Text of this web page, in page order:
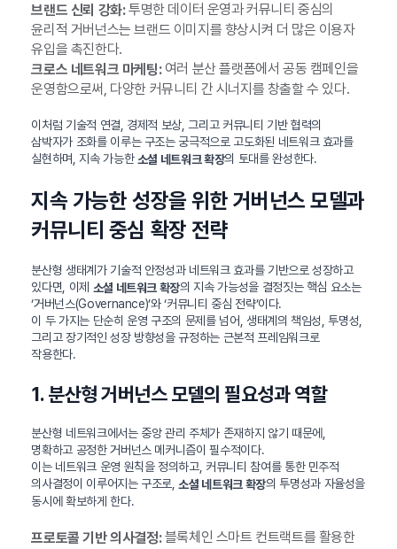
브랜드 신뢰 강화:투명한 데이터 운영과 커뮤니티 중심의
윤리적 거버넌스는 브랜드 이미지를 향상시켜 더 많은 이용자
유입을 촉진한다.
크로스 네트워크 마케팅:여러 분산 플랫폼에서 공동 캠페인을
운영함으로써, 다양한 커뮤니티 간 시너지를 창출할 수 있다.
이처럼 기술적 연결, 경제적 보상, 그리고 커뮤니티 기반 협력의
삼박자가 조화를 이루는 구조는 궁극적으로 고도화된 네트워크 효과를
실현하며, 지속 가능한소셜 네트워크 확장의 토대를 완성한다.
지속 가능한 성장을 위한 거버넌스 모델과
커뮤니티 중심 확장 전략
분산형 생태계가 기술적 안정성과 네트워크 효과를 기반으로 성장하고
있다면, 이제 소셜 네트워크 확장의 지속 가능성을 결정짓는 핵심 요소는
‘거버넌스(Governance)’와 ‘커뮤니티 중심 전략’이다.
이 두 가지는 단순히 운영 구조의 문제를 넘어, 생태계의 책임성, 투명성,
그리고 장기적인 성장 방향성을 규정하는 근본적 프레임워크로
작용한다.
1. 분산형 거버넌스 모델의 필요성과 역할
분산형 네트워크에서는 중앙 관리 주체가 존재하지 않기 때문에,
명확하고 공정한 거버넌스 메커니즘이 필수적이다.
이는 네트워크 운영 원칙을 정의하고, 커뮤니티 참여를 통한 민주적
의사결정이 이루어지는 구조로,소셜 네트워크 확장의 투명성과 자율성을
동시에 확보하게 한다.
프로토콜 기반 의사결정:블록체인 스마트 컨트랙트를 활용한